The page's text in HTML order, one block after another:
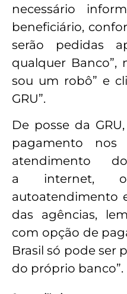
necessário
beneficiário,
serão pedidas
qualquer Banco”,
sou um robô” e
GRU”.
De posse da
pagamento nos
atendimento
a internet,
autoatendimento
das agências,
com opção de
Brasil só pode ser
do próprio banco”.